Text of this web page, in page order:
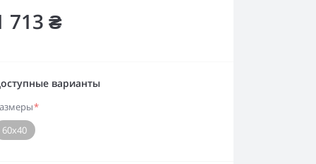
713 ₴
варианты
*
60х40